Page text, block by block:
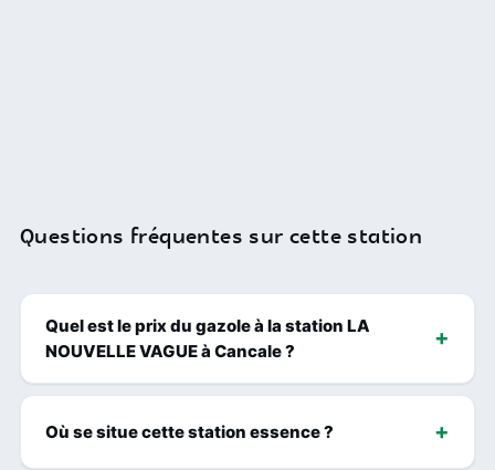
Questions fréquentes sur cette station
Quel est le prix du gazole à la station LA
NOUVELLE VAGUE à Cancale ?
Où se situe cette station essence ?